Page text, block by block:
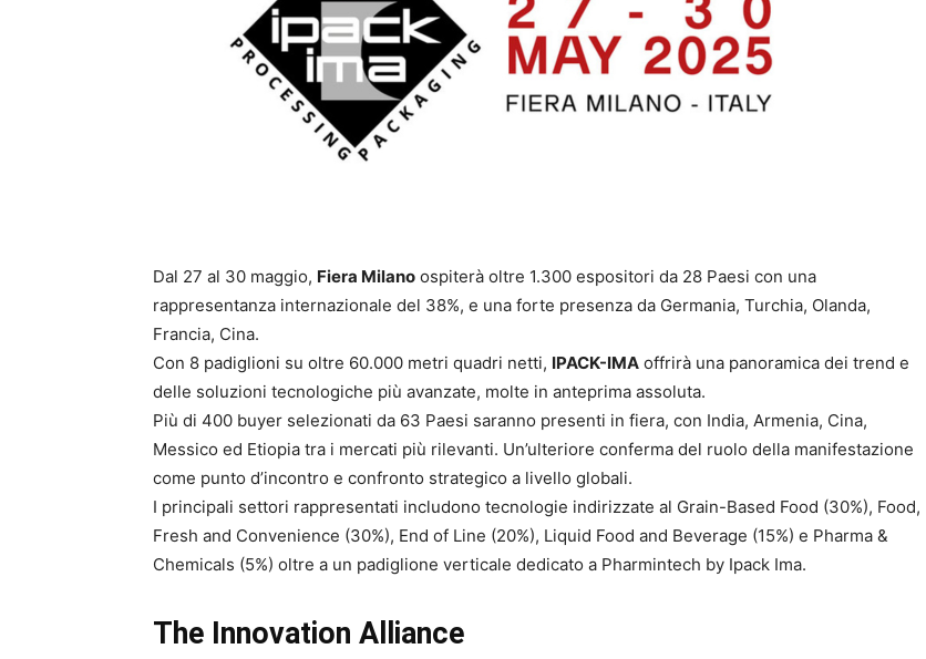
Dal 27 al 30 maggio, Fiera Milano ospiterà oltre 1.300 espositori da 28 Paesi con una
rappresentanza internazionale del 38%, e una forte presenza da Germania, Turchia, Olanda,
Francia, Cina.
Con 8 padiglioni su oltre 60.000 metri quadri netti, IPACK-IMA offrirà una panoramica dei trend e
delle soluzioni tecnologiche più avanzate, molte in anteprima assoluta.
Più di 400 buyer selezionati da 63 Paesi saranno presenti in fiera, con India, Armenia, Cina,
Messico ed Etiopia tra i mercati più rilevanti. Un’ulteriore conferma del ruolo della manifestazione
come punto d’incontro e confronto strategico a livello globali.
I principali settori rappresentati includono tecnologie indirizzate al Grain-Based Food (30%), Food,
Fresh and Convenience (30%), End of Line (20%), Liquid Food and Beverage (15%) e Pharma &
Chemicals (5%) oltre a un padiglione verticale dedicato a Pharmintech by Ipack Ima.
The Innovation Alliance